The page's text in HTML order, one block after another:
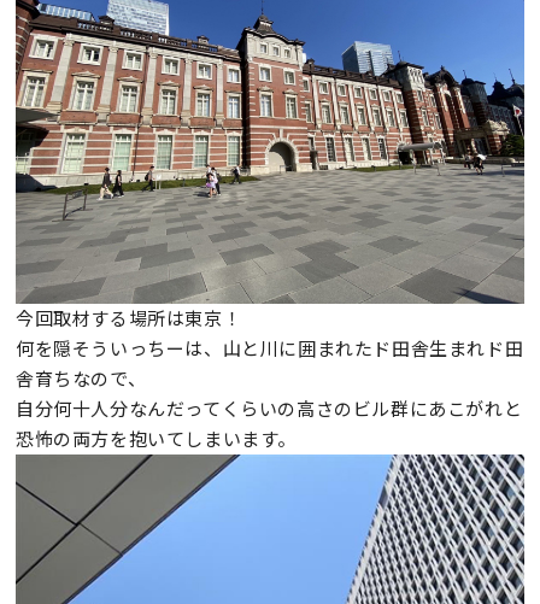
今回取材する場所は東京！
何を隠そういっちーは、山と川に囲まれたド田舎生まれド田
舎育ちなので、
自分何十人分なんだってくらいの高さのビル群にあこがれと
恐怖の両方を抱いてしまいます。